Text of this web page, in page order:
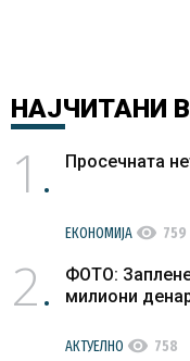
НАЈЧИТАНИ
1 Просечната
ЕКОНОМИЈА visibility 759
2
ФОТО:
милиони
АКТУЕЛНО visibility 758